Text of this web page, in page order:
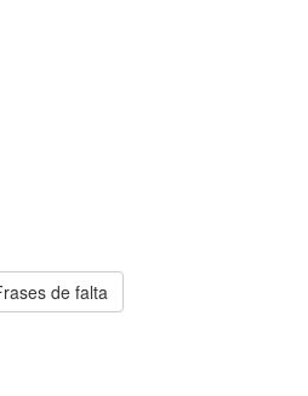
de falta